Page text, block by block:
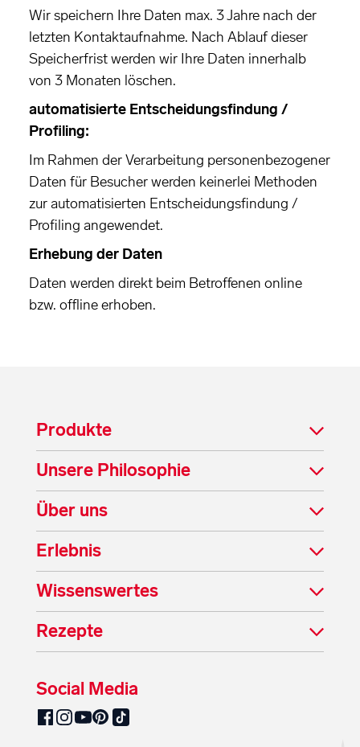
Wir speichern Ihre Daten max. 3 Jahre nach der
letzten Kontaktaufnahme. Nach Ablauf dieser
Speicherfrist werden wir Ihre Daten innerhalb
von 3 Monaten löschen.
automatisierte Entscheidungsfindung /
Profiling:
Im Rahmen der Verarbeitung personenbezogener
Daten für Besucher werden keinerlei Methoden
zur automatisierten Entscheidungsfindung /
Profiling angewendet.
Erhebung der Daten
Daten werden direkt beim Betroffenen online
bzw. offline erhoben.
Produkte
Unsere Philosophie
Über uns
Erlebnis
Wissenswertes
Rezepte
Social Media
SalzburgMilch auf Facebook
SalzburgMilch auf Instagram
SalzburgMilch auf YouTube
SalzburgMilch auf Pinterest
SalzburgMilch auf TikTok